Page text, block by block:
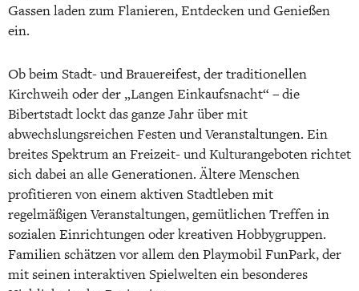
Gassen laden zum Flanieren, Entdecken und Genießen
ein.
Ob beim Stadt- und Brauereifest, der traditionellen
Kirchweih oder der „Langen Einkaufsnacht“ – die
Bibertstadt lockt das ganze Jahr über mit
abwechslungsreichen Festen und Veranstaltungen. Ein
breites Spektrum an Freizeit- und Kulturangeboten richtet
sich dabei an alle Generationen. Ältere Menschen
profitieren von einem aktiven Stadtleben mit
regelmäßigen Veranstaltungen, gemütlichen Treffen in
sozialen Einrichtungen oder kreativen Hobbygruppen.
Familien schätzen vor allem den Playmobil FunPark, der
mit seinen interaktiven Spielwelten ein besonderes